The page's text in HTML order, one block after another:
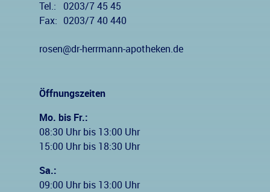
Tel.:
0203/7 45 45
Fax:
0203/7 40 440
rosen@dr-herrmann-apotheken.de
Öffnungszeiten
Mo. bis Fr.:
08:30 Uhr bis 13:00 Uhr
15:00 Uhr bis 18:30 Uhr
Sa.:
09:00 Uhr bis 13:00 Uhr